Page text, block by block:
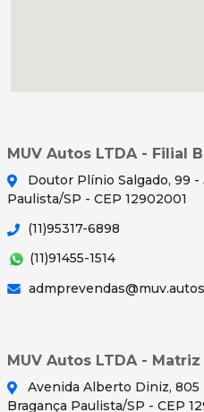
MUV Autos LTDA - Filial
Doutor Plínio Salgado, 99
Paulista/SP - CEP 12902001
(11)95317-6898
(11)91455-1514
admprevendas@muv.autos
MUV Autos LTDA - Matriz
Avenida Alberto Diniz, 805
Bragança Paulista/SP - CEP